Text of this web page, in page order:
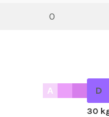
0
A D
30